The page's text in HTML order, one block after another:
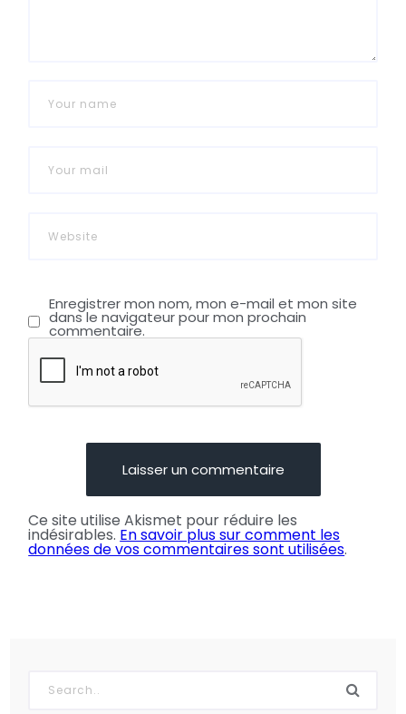
Enregistrer mon nom, mon e-mail et mon site
dans le navigateur pour mon prochain
commentaire.
Ce site utilise Akismet pour réduire les
indésirables. En savoir plus sur comment les
données de vos commentaires sont utilisées.